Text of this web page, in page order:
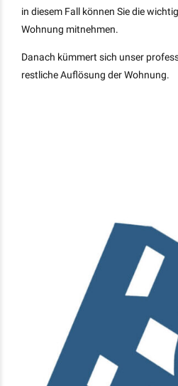
in diesem Fall können Sie die
Wohnung mitnehmen.
Danach kümmert sich unser
restliche Auflösung der Wohnung.